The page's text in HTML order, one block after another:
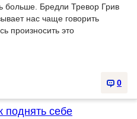
больше. Бредли Тревор Грив
нас чаще говорить
произносить это
0
поднять себе